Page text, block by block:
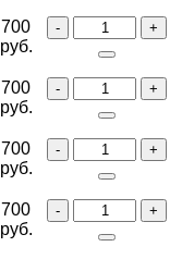
700
руб.
700
руб.
700
руб.
700
руб.